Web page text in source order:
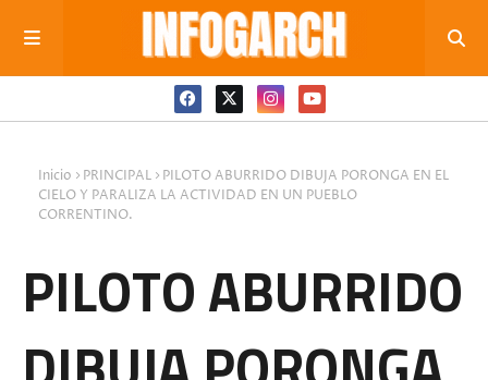
Inicio PRINCIPAL
PILOTO ABURRIDO DIBUJA PORONGA EN EL
CIELO Y PARALIZA LA ACTIVIDAD EN UN PUEBLO
CORRENTINO.
PILOTO ABURRIDO